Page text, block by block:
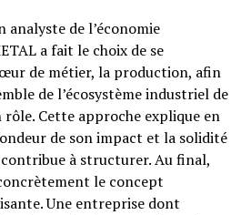
analyste de l’économie
a fait le choix de se
de métier, la production, afin
de l’écosystème industriel de
Cette approche explique en
de son impact et la solidité
contribue à structurer. Au final,
le concept
Une entreprise dont